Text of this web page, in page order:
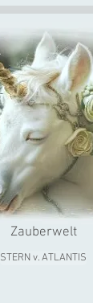
Zauberwelt
STERN v. ATLANTIS